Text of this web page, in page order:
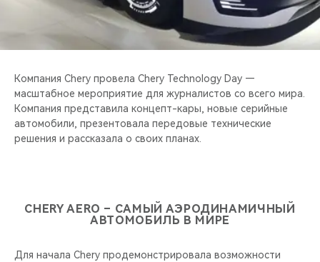
CHERY CONNECT
CHERY И СПОРТ
НАШИ МЕРОПРИЯТИЯ
ВИДЕООБЗОРЫ
Компания Chery провела Chery Technology Day —
масштабное мероприятие для журналистов со всего мира.
Компания представила концепт-кары, новые серийные
автомобили, презентовала передовые технические
решения и рассказала о своих планах.
CHERY AERO – САМЫЙ АЭРОДИНАМИЧНЫЙ
АВТОМОБИЛЬ В МИРЕ
Для начала Chery продемонстрировала возможности